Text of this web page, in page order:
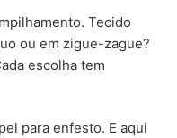
Tecido
ou em zigue-zague?
escolha tem
para enfesto. E aqui